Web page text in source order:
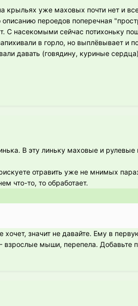
крыльях уже маховых почти нет и
пероедов поперечная
С насекомыми сейчас потихоньку
в горло, но выплёвывает и
давать (говядину, куриные
В эту линьку маховые и рулевые
отравить уже не мнимых
что-то, то обработает.
хочет, значит не давайте. Ему в
мыши, перепела. Добавьте